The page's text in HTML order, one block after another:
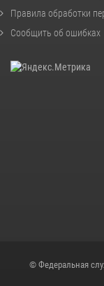
Правила обработки
Сообщить об ошибках
© Федеральная